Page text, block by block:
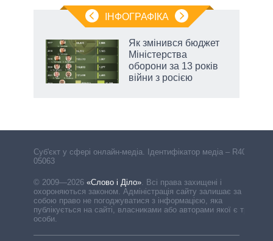
ІНФОГРАФІКА
Як змінився бюджет
Міністерства
оборони за 13 років
війни з росією
Cуб'єкт у сфері онлайн-медіа. Ідентифікатор медіа – R40-
05063
© 2009—2026 «Слово і Діло» Всі права захищені і
охороняються законом. Адміністрація сайту залишає за
собою право не погоджуватися з інформацією, яка
публікується на сайті, власниками або авторами якої є треті
особи.